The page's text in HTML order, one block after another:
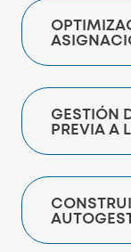
GESTIÓN
PREVIA A